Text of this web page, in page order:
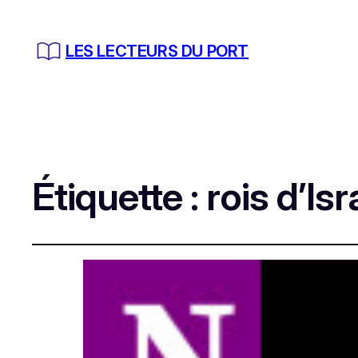
LES LECTEURS DU PORT
Étiquette : rois